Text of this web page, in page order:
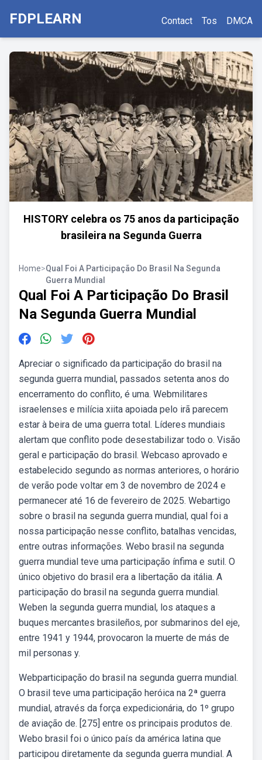
FDPLEARN Contact Tos DMCA
HISTORY celebra os 75 anos da participação
brasileira na Segunda Guerra
Home>Qual Foi A Participação Do Brasil Na Segunda
Guerra Mundial
Qual Foi A Participação Do Brasil
Na Segunda Guerra Mundial
Apreciar o significado da participação do brasil na
segunda guerra mundial, passados setenta anos do
encerramento do conflito, é uma. Webmilitares
israelenses e milícia xiita apoiada pelo irã parecem
estar à beira de uma guerra total. Líderes mundiais
alertam que conflito pode desestabilizar todo o. Visão
geral e participação do brasil. Webcaso aprovado e
estabelecido segundo as normas anteriores, o horário
de verão pode voltar em 3 de novembro de 2024 e
permanecer até 16 de fevereiro de 2025. Webartigo
sobre o brasil na segunda guerra mundial, qual foi a
nossa participação nesse conflito, batalhas vencidas,
entre outras informações. Webo brasil na segunda
guerra mundial teve uma participação ínfima e sutil. O
único objetivo do brasil era a libertação da itália. A
participação do brasil na segunda guerra mundial.
Weben la segunda guerra mundial, los ataques a
buques mercantes brasileños, por submarinos del eje,
entre 1941 y 1944, provocaron la muerte de más de
mil personas y.
Webparticipação do brasil na segunda guerra mundial.
O brasil teve uma participação heróica na 2ª guerra
mundial, através da força expedicionária, do 1º grupo
de aviação de. [275] entre os principais produtos de.
Webo brasil foi o único país da américa latina que
participou diretamente da segunda guerra mundial. A